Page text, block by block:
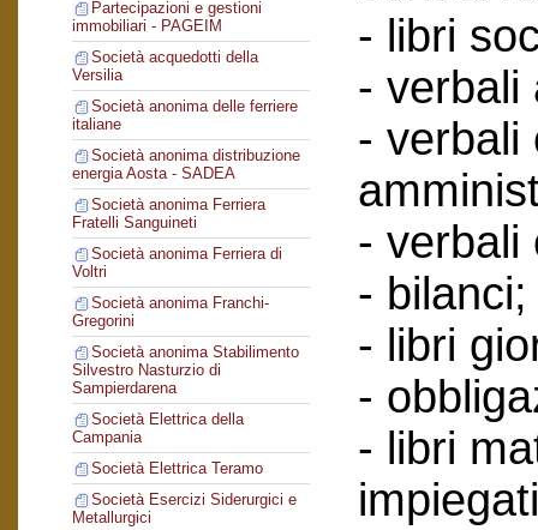
Partecipazioni e gestioni
immobiliari - PAGEIM
Società acquedotti della
Versilia
Società anonima delle ferriere
italiane
Società anonima distribuzione
energia Aosta - SADEA
Società anonima Ferriera
Fratelli Sanguineti
Società anonima Ferriera di
Voltri
Società anonima Franchi-
Gregorini
Società anonima Stabilimento
Silvestro Nasturzio di
Sampierdarena
Società Elettrica della
Campania
Società Elettrica Teramo
Società Esercizi Siderurgici e
Metallurgici
- libri
- verbali
- verbali
- verbali
- bilanci;
- libri
-
- libri